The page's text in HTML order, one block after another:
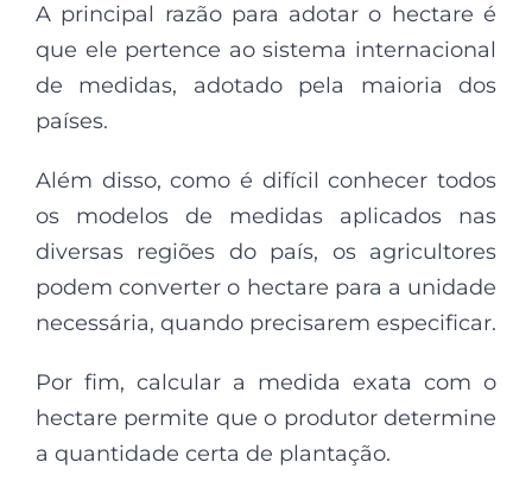
A principal razão para adotar o hectare é
que ele pertence ao sistema internacional
de medidas, adotado pela maioria dos
países.
Além disso, como é difícil conhecer todos
os modelos de medidas aplicados nas
diversas regiões do país, os agricultores
podem converter o hectare para a unidade
necessária, quando precisarem especificar.
Por fim, calcular a medida exata com o
hectare permite que o produtor determine
a quantidade certa de plantação.